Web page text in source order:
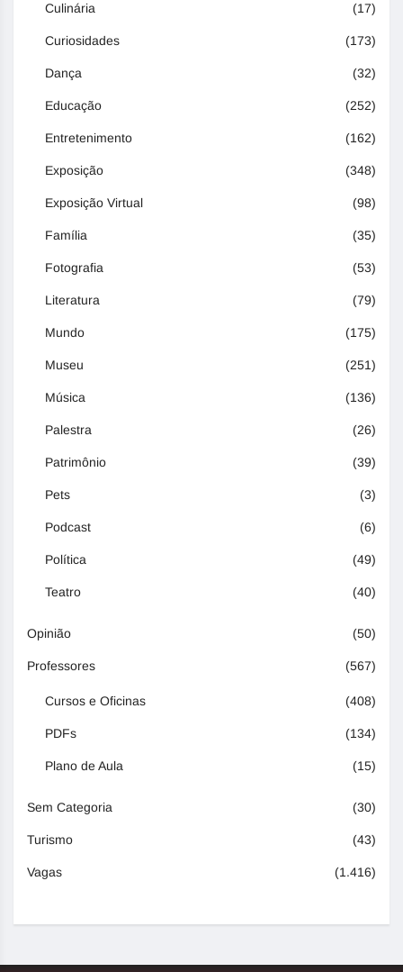
Culinária (17)
Curiosidades (173)
Dança (32)
Educação (252)
Entretenimento (162)
Exposição (348)
Exposição Virtual (98)
Família (35)
Fotografia (53)
Literatura (79)
Mundo (175)
Museu (251)
Música (136)
Palestra (26)
Patrimônio (39)
Pets (3)
Podcast (6)
Política (49)
Teatro (40)
Opinião (50)
Professores (567)
Cursos e Oficinas (408)
PDFs (134)
Plano de Aula (15)
Sem Categoria (30)
Turismo (43)
Vagas (1.416)